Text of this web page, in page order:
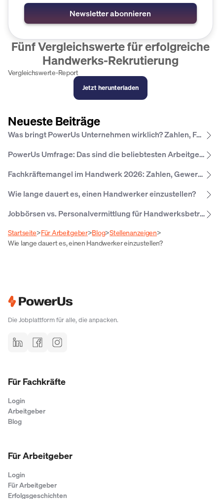
Fünf Vergleichswerte für erfolgreiche
Handwerks-Rekrutierung
Vergleichswerte-Report
Jetzt herunterladen
Neueste Beiträge
Was bringt PowerUs Unternehmen wirklich? Zahlen, Fakten und Erfahrungen
PowerUs Umfrage: Das sind die beliebtesten Arbeitgeber­leistungen im Hand­werk 2026
Fachkräftemangel im Handwerk 2026: Zahlen, Gewerke, Regionen
Wie lange dauert es, einen Handwerker einzustellen?
Jobbörsen vs. Personalvermittlung für Handwerksbetriebe: Was lohnt sich wann?
Startseite>Für Arbeitgeber>Blog>Stellenanzeigen>
Wie lange dauert es, einen Handwerker einzustellen?
Die Jobplattform für alle, die anpacken.
Für Fachkräfte
Login
Arbeitgeber
Blog
Für Arbeitgeber
Login
Für Arbeitgeber
Erfolgsgeschichten